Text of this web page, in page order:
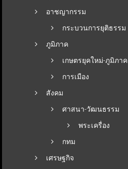
อาชญากรรม
กระบวนการยุติธรรม
ภูมิภาค
เกษตรยุคใหม่-ภูมิภาค
การเมือง
สังคม
ศาสนา-วัฒนธรรม
พระเครื่อง
กทม
เศรษฐกิจ